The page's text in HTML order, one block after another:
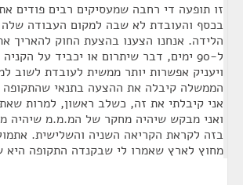
זו תופעה די רחבה שמעסיקים רבים פודים
בכסף והעובדת לא שבה למקום העבודה
הלידה. אנחנו הצענו בהצעת החוק להאריך
ל-90 ימים, דבר שיתרום או יכביד על
ויעניק אפשרות יותר ממשית לעובדת לשוב
אני קיבלתי את זה, כשלב ראשון, למרות
ואני מבקש שיהיה מחקר של המ.מ.מ שיהיה
בזה לקראת הקריאה השניה והשלישית.
מחוץ לארץ שאמרו לי שבקנדה התקופה היא